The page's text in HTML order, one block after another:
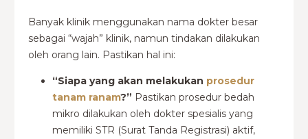
Banyak klinik menggunakan nama dokter besar
sebagai “wajah” klinik, namun tindakan dilakukan
oleh orang lain. Pastikan hal ini:
“Siapa yang akan melakukan prosedur
tanam ranam?” Pastikan prosedur bedah
mikro dilakukan oleh dokter spesialis yang
memiliki STR (Surat Tanda Registrasi) aktif,